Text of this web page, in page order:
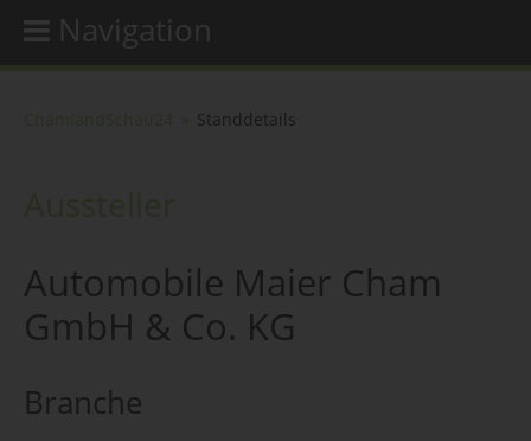
Navigation
Standdetails
Automobile Maier Cham
GmbH & Co. KG
Branche